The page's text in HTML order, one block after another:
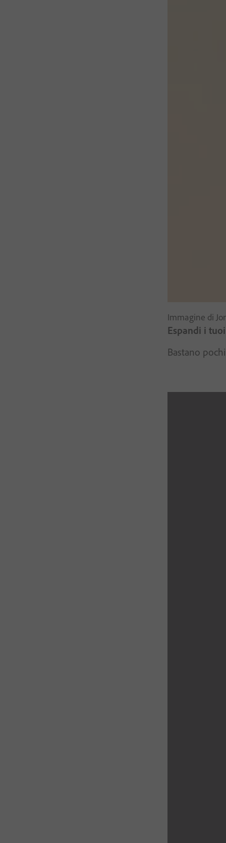
Espandi i
Bastano
Immagine di